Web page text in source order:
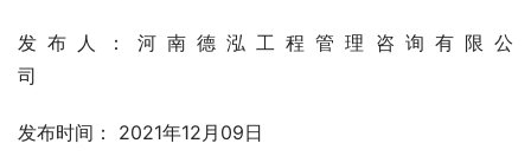
发布人：河南德泓工程管理咨询有限公
司
发布时间： 2021年12月09日